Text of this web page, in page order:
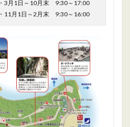
・3月1日～10月末 9:30～17:00
・11月1日～2月末 9:30～16:00